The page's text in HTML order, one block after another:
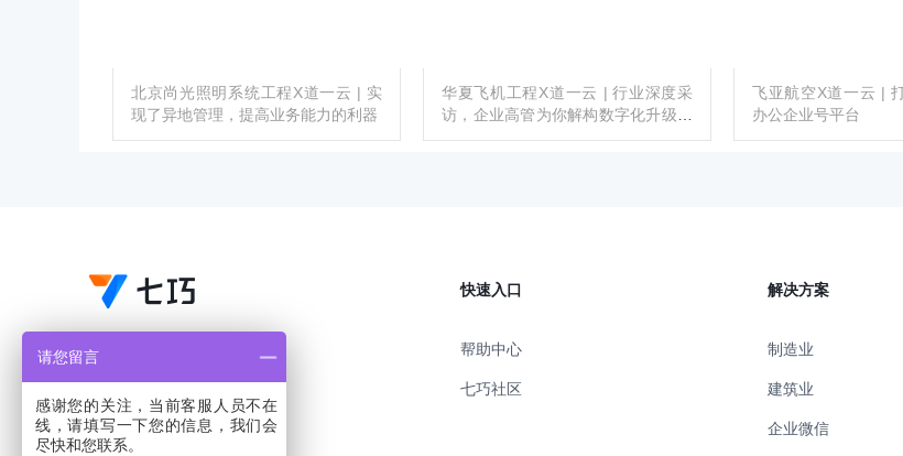
北京尚光照明系统工程X道一云 | 实
现了异地管理，提高业务能力的利器
华夏飞机工程X道一云 | 行业深度采
访，企业高管为你解构数字化升级规
划与落地
飞亚航空X道一云 |
办公企业号平台
快速入口
帮助中心
七巧社区
解决方案
制造业
建筑业
企业微信
请您留言
感谢您的关注，当前客服人员不在
线，请填写一下您的信息，我们会
尽快和您联系。